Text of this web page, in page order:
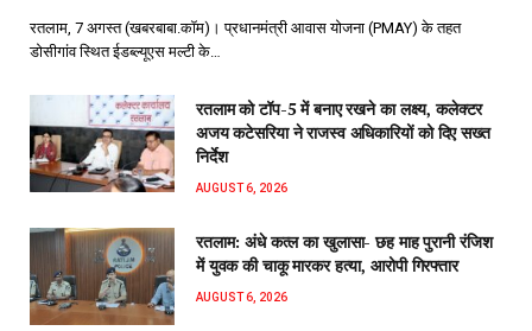
रतलाम, 7 अगस्त (खबरबाबा.कॉम)। प्रधानमंत्री आवास योजना (PMAY) के तहत
डोसीगांव स्थित ईडब्ल्यूएस मल्टी के…
रतलाम को टॉप-5 में बनाए रखने का लक्ष्य, कलेक्टर
अजय कटेसरिया ने राजस्व अधिकारियों को दिए सख्त
निर्देश
AUGUST 6, 2026
रतलाम: अंधे कत्ल का खुलासा- छह माह पुरानी रंजिश
में युवक की चाकू मारकर हत्या, आरोपी गिरफ्तार
AUGUST 6, 2026